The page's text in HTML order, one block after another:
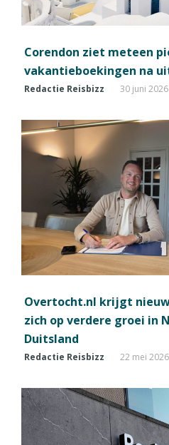
Corendon ziet meteen
vakantieboekingen na
Redactie Reisbizz 30 juni 2026
Overtocht.nl krijgt
zich op verdere groei in
Duitsland
Redactie Reisbizz 22 mei 2026